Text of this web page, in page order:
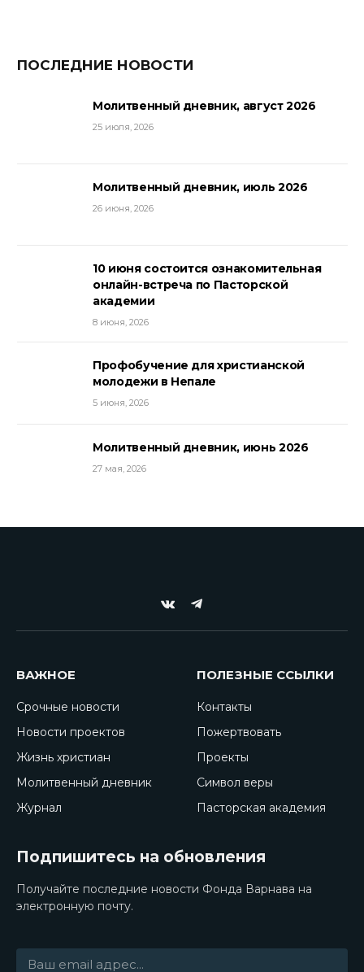
ПОСЛЕДНИЕ НОВОСТИ
Молитвенный дневник, август 2026
25 июля, 2026
Молитвенный дневник, июль 2026
26 июня, 2026
10 июня состоится ознакомительная
онлайн-встреча по Пасторской
академии
8 июня, 2026
Профобучение для христианской
молодежи в Непале
5 июня, 2026
Молитвенный дневник, июнь 2026
27 мая, 2026
VKontakte
Telegram
ВАЖНОЕ
Срочные новости
Новости проектов
Жизнь христиан
Молитвенный дневник
Журнал
ПОЛЕЗНЫЕ ССЫЛКИ
Контакты
Пожертвовать
Проекты
Символ веры
Пасторская академия
Подпишитесь на обновления
Получайте последние новости Фонда Варнава на
электронную почту.